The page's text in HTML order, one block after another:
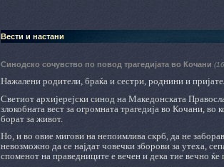
Вести и настани
Синодско сочувство по повод трагедијата во Кочани
Нажалени родители, браќа и сестри, роднини и
Светиот архијерејски синод на Македонската
злокобната вест за огромната трагедија во Кочани,
борат за живот.
Но, и во овие мигови на непоимлива скрб, да не
невозможно да се најдат човечки зборови за утеха,
споменот на праведниците е вечен и дека тие вечно